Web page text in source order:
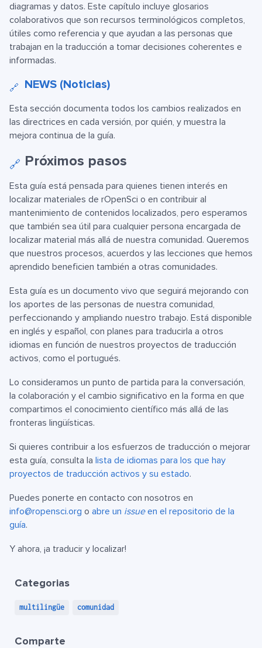
diagramas y datos. Este capítulo incluye glosarios
colaborativos que son recursos terminológicos completos,
útiles como referencia y que ayudan a las personas que
trabajan en la traducción a tomar decisiones coherentes e
informadas.
🔗 NEWS (Noticias)
Esta sección documenta todos los cambios realizados en
las directrices en cada versión, por quién, y muestra la
mejora continua de la guía.
🔗 Próximos pasos
Esta guía está pensada para quienes tienen interés en
localizar materiales de rOpenSci o en contribuir al
mantenimiento de contenidos localizados, pero esperamos
que también sea útil para cualquier persona encargada de
localizar material más allá de nuestra comunidad. Queremos
que nuestros procesos, acuerdos y las lecciones que hemos
aprendido beneficien también a otras comunidades.
Esta guía es un documento vivo que seguirá mejorando con
los aportes de las personas de nuestra comunidad,
perfeccionando y ampliando nuestro trabajo. Está disponible
en inglés y español, con planes para traducirla a otros
idiomas en función de nuestros proyectos de traducción
activos, como el portugués.
Lo consideramos un punto de partida para la conversación,
la colaboración y el cambio significativo en la forma en que
compartimos el conocimiento científico más allá de las
fronteras lingüísticas.
Si quieres contribuir a los esfuerzos de traducción o mejorar
esta guía, consulta la lista de idiomas para los que hay
proyectos de traducción activos y su estado.
Puedes ponerte en contacto con nosotros en
info@ropensci.org o abre un issueen el repositorio de la
guía.
Y ahora, ¡a traducir y localizar!
Categorias
multilingüe comunidad
Comparte